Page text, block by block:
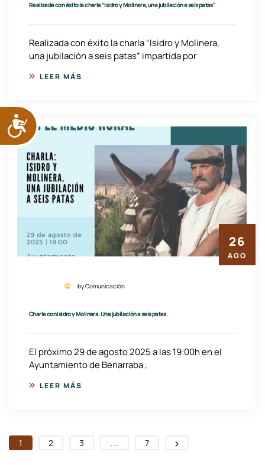
ACCESIBILIDAD
Realizada con éxito la charla “Isidro y Molinera, una jubilación a seis patas”
Realizada con éxito la charla “Isidro y Molinera,
una jubilación a seis patas” impartida por
LEER MÁS
by Comunicación
Charla con Isidro y Molinera. Una jubilación a seis patas.
El próximo 29 de agosto 2025 a las 19:00h en el
Ayuntamiento de Benarraba ,
LEER MÁS
26
AGO
1 2 3 ... 7